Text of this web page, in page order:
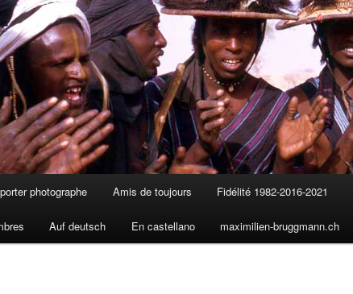
photographe Amis de toujours Fidélité 1982-2016-2021
Auf deutsch En castellano maximilien-bruggmann.ch